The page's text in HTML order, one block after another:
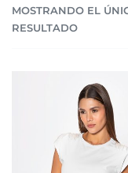
MOSTRANDO EL
RESULTADO